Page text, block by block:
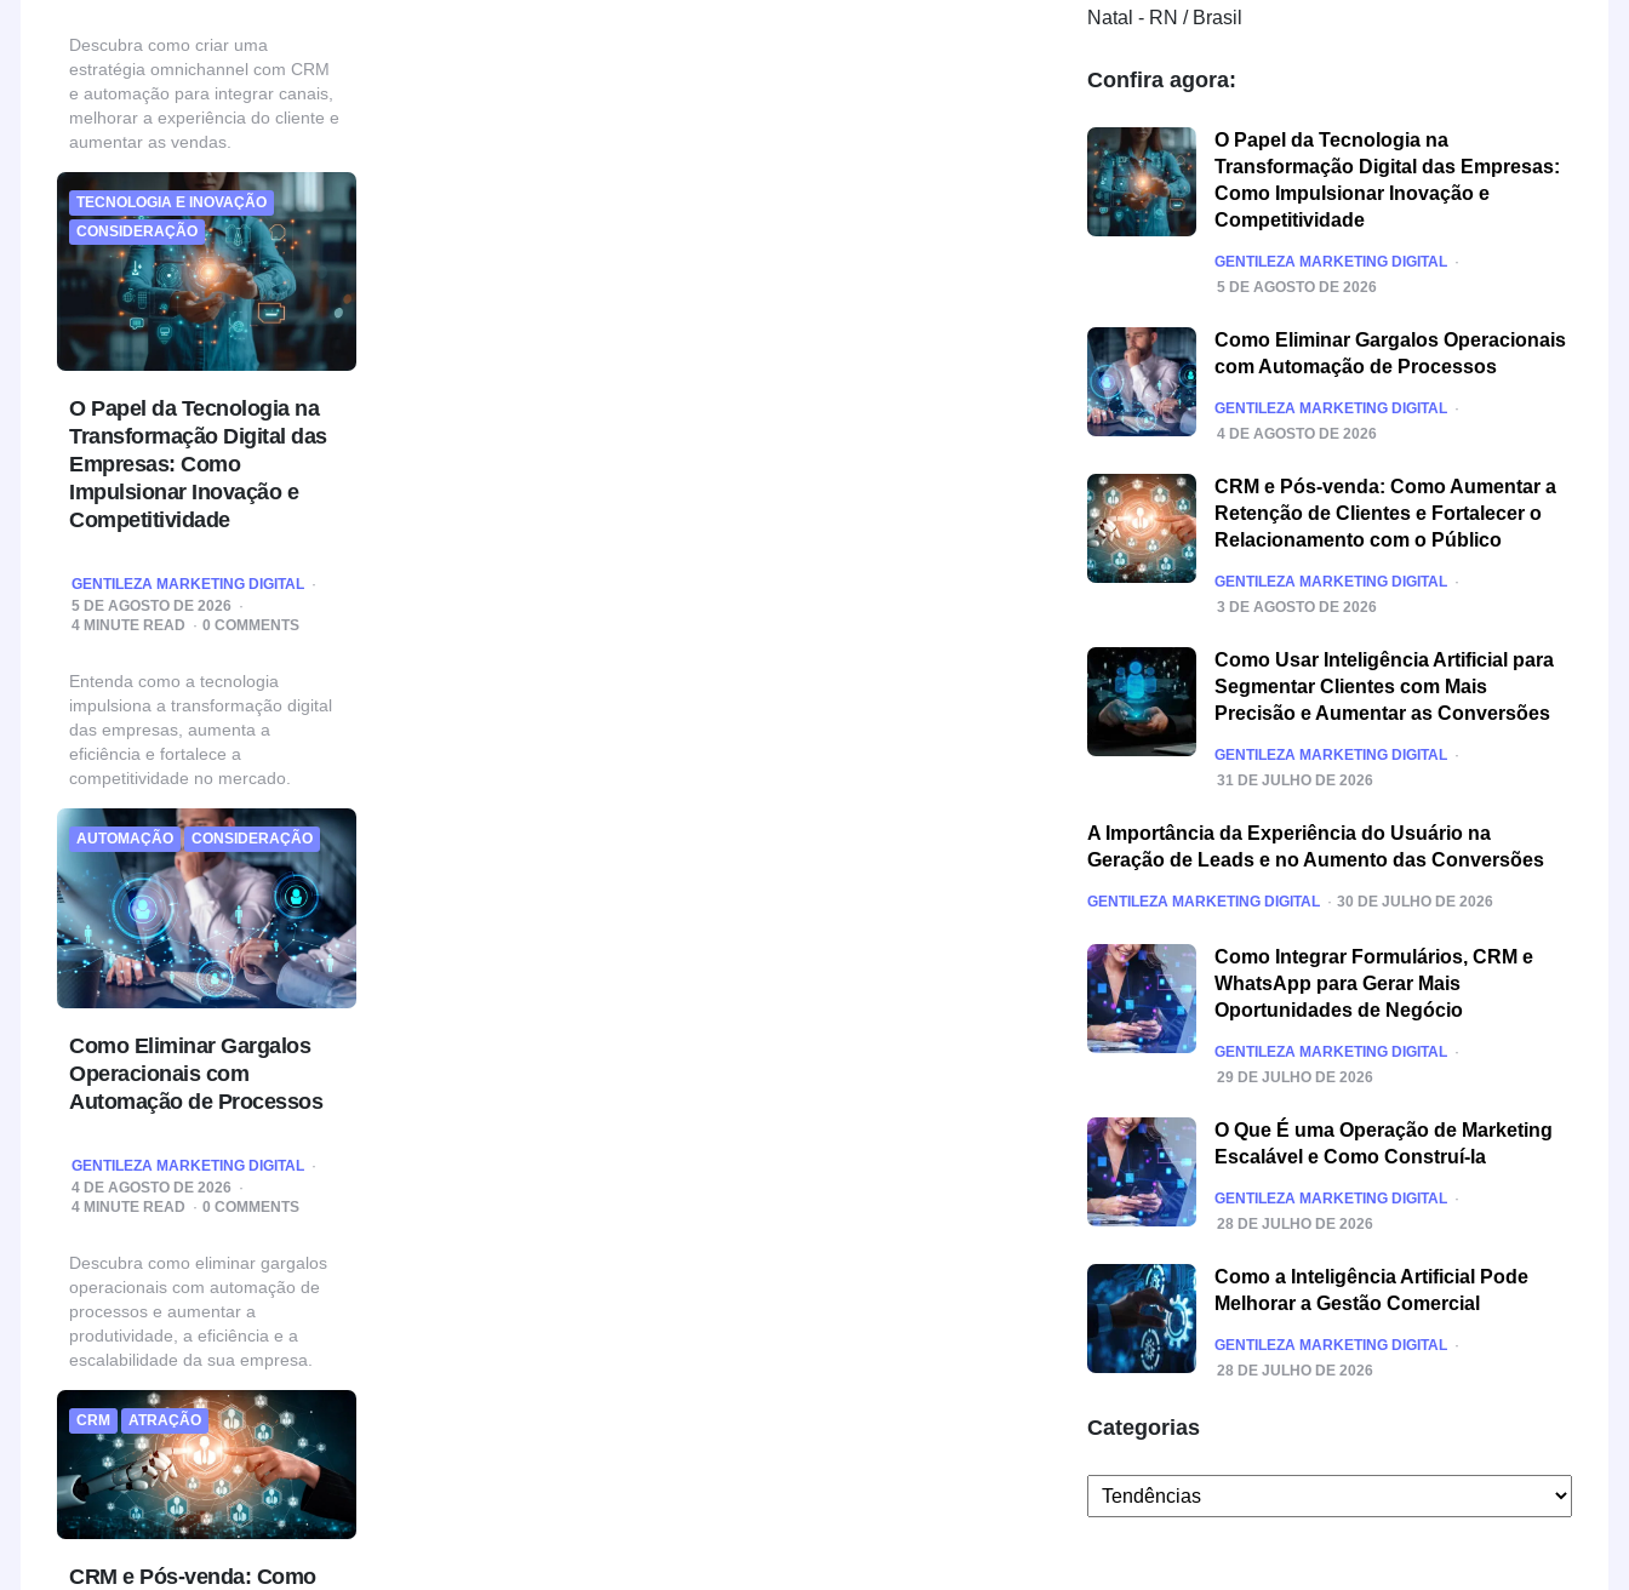
Descubra como criar uma
estratégia omnichannel com CRM
e automação para integrar canais,
melhorar a experiência do cliente e
aumentar as vendas.
TECNOLOGIA E INOVAÇÃO
CONSIDERAÇÃO
O Papel da Tecnologia na
Transformação Digital das
Empresas: Como
Impulsionar Inovação e
Competitividade
POSTED
BY
GENTILEZA MARKETING DIGITAL
5 DE AGOSTO DE 2026
4 MINUTE READ 0 COMMENTS
Entenda como a tecnologia
impulsiona a transformação digital
das empresas, aumenta a
eficiência e fortalece a
competitividade no mercado.
AUTOMAÇÃO CONSIDERAÇÃO
Como Eliminar Gargalos
Operacionais com
Automação de Processos
POSTED
GENTILEZA MARKETING DIGITAL
4 DE AGOSTO DE 2026
4 MINUTE READ 0 COMMENTS
Descubra como eliminar gargalos
operacionais com automação de
processos e aumentar a
produtividade, a eficiência e a
escalabilidade da sua empresa.
CRM ATRAÇÃO
CRM e Pós-venda: Como
Natal - RN / Brasil
Confira agora:
O Papel da Tecnologia na
Transformação Digital das Empresas:
Como Impulsionar Inovação e
Competitividade
POSTED
GENTILEZA MARKETING DIGITAL
5 DE AGOSTO DE 2026
Como Eliminar Gargalos Operacionais
com Automação de Processos
POSTED
GENTILEZA MARKETING DIGITAL
4 DE AGOSTO DE 2026
CRM e Pós-venda: Como Aumentar a
Retenção de Clientes e Fortalecer o
Relacionamento com o Público
POSTED
GENTILEZA MARKETING DIGITAL
3 DE AGOSTO DE 2026
Como Usar Inteligência Artificial para
Segmentar Clientes com Mais
Precisão e Aumentar as Conversões
POSTED
GENTILEZA MARKETING DIGITAL
31 DE JULHO DE 2026
A Importância da Experiência do Usuário na
Geração de Leads e no Aumento das Conversões
POSTED
GENTILEZA MARKETING DIGITAL 30 DE JULHO DE 2026
Como Integrar Formulários, CRM e
WhatsApp para Gerar Mais
Oportunidades de Negócio
POSTED
GENTILEZA MARKETING DIGITAL
29 DE JULHO DE 2026
O Que É uma Operação de Marketing
Escalável e Como Construí-la
POSTED
GENTILEZA MARKETING DIGITAL
28 DE JULHO DE 2026
Como a Inteligência Artificial Pode
Melhorar a Gestão Comercial
POSTED
GENTILEZA MARKETING DIGITAL
28 DE JULHO DE 2026
Categorias